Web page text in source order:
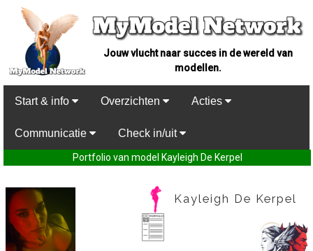
Jouw vlucht naar succes in de wereld van
modellen.
Start & info Overzichten Acties
Communicatie Check in/uit
Portfolio van model Kayleigh De Kerpel
Kayleigh De Kerpel